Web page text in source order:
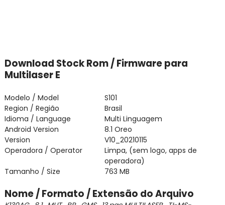
Download Stock Rom / Firmware para
Multilaser E
Modelo / Model
S101
Region / Região
Brasil
Idioma / Language
Multi Linguagem
Android Version
8.1 Oreo
Version
V10_20210115
Operadora / Operator
Limpa, (sem logo, apps de
operadora)
Tamanho / Size
763 MB
Nome / Formato / Extensão do Arquivo